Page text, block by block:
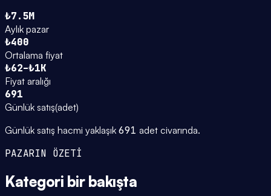
₺7.5M
Aylık pazar
₺400
Ortalama fiyat
₺62–₺1K
Fiyat aralığı
691
Günlük satış(adet)
Günlük satış hacmi yaklaşık 691 adet civarında.
PAZARIN ÖZETİ
Kategori bir bakışta